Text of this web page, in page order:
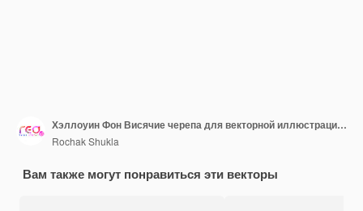
Хэллоуин Фон Висячие черепа для векторной иллюстрации дизайна поздравительных открыток
Rochak Shukla
Вам также могут понравиться эти векторы